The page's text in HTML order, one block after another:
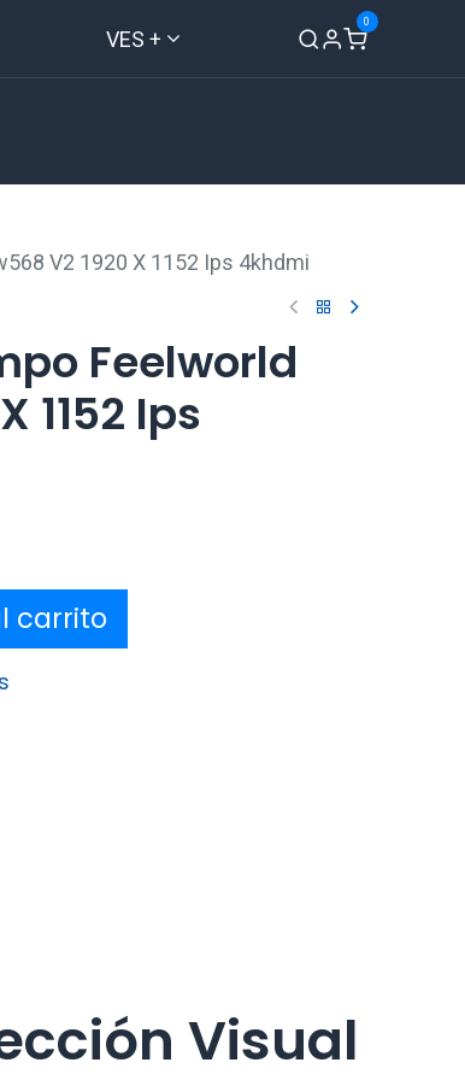
VES +
0
V2 1920 X 1152 Ips 4khdmi
Feelworld
1152 Ips
carrito
Visual